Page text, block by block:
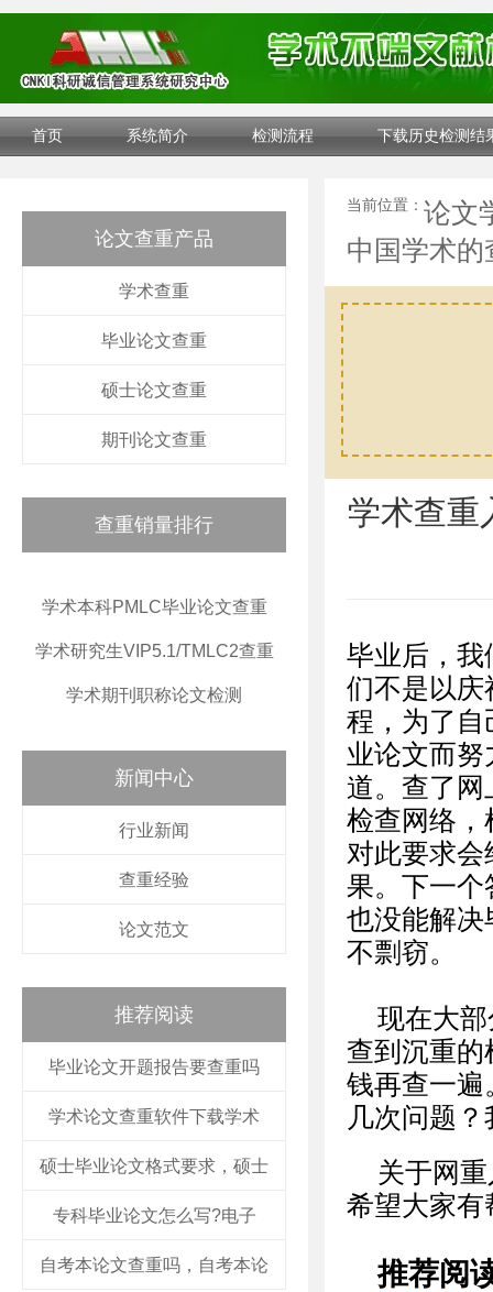
首页 系统简介 检测流程 下载历史检测结
论文查重产品
学术查重
毕业论文查重
硕士论文查重
期刊论文查重
查重销量排行
学术本科PMLC毕业论文查重
学术研究生VIP5.1/TMLC2查重
学术期刊职称论文检测
新闻中心
行业新闻
查重经验
论文范文
推荐阅读
毕业论文开题报告要查重吗
学术论文查重软件下载学术
硕士毕业论文格式要求，硕士
专科毕业论文怎么写?电子
自考本论文查重吗，自考本论
当前位置： 论文
中国学术
学术查重
毕业后，我
们不是以庆
程，为了自
业论文而
道。查了网
检查网络，
对此要求
果。下一个
也没能解决
不剽窃。
现在大
查到沉重的
钱再查一遍
几次问题
关于网
希望大家有
推荐阅